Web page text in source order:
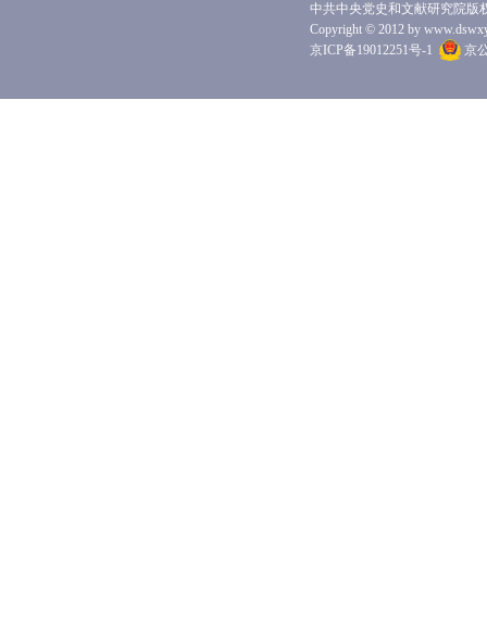
中共中央党史和文献研究院版
Copyright © 2012 by
京ICP备19012251号-1
京